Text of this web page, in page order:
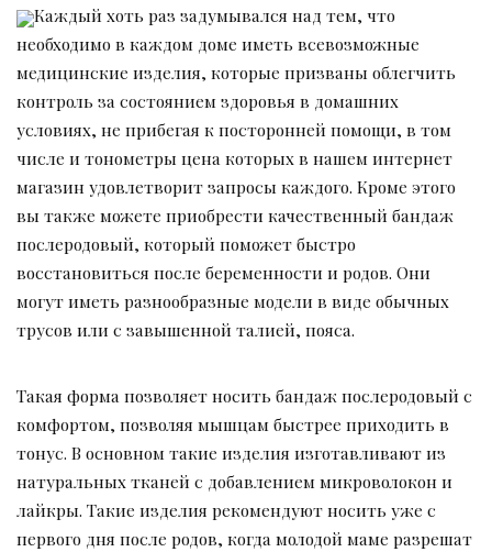
Каждый хоть раз задумывался над тем, что
необходимо в каждом доме иметь всевозможные
медицинские изделия, которые призваны облегчить
контроль за состоянием здоровья в домашних
условиях, не прибегая к посторонней помощи, в том
числе и тонометры цена которых в нашем интернет
магазин удовлетворит запросы каждого. Кроме этого
вы также можете приобрести качественный бандаж
послеродовый, который поможет быстро
восстановиться после беременности и родов. Они
могут иметь разнообразные модели в виде обычных
трусов или с завышенной талией, пояса.
Такая форма позволяет носить бандаж послеродовый с
комфортом, позволяя мышцам быстрее приходить в
тонус. В основном такие изделия изготавливают из
натуральных тканей с добавлением микроволокон и
лайкры. Такие изделия рекомендуют носить уже с
первого дня после родов, когда молодой маме разрешат